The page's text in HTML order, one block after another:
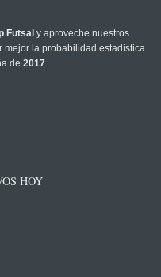
Futsal y aproveche nuestros
mejor la probabilidad estadística
de 2017.
HOY